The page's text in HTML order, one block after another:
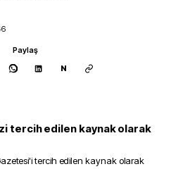
Paylaş
N
tercih edilen kaynak olarak
'i tercih edilen kaynak olarak